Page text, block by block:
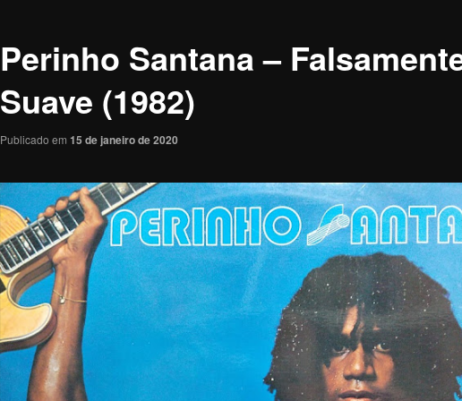
Perinho Santana –
Suave (1982)
Publicado em 15 de janeiro de 2020